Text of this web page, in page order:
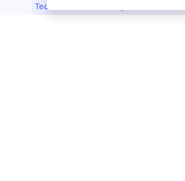
Technicien Dentaire Équin/Dentiste à